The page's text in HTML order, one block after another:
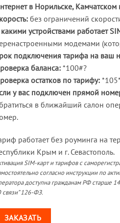
в Норильске,
без ограничений
устройствами работает
модемами
подключения тарифа на ваш
баланса: *100#?
остатков по тарифу:
у вас подключен прямой
в ближайший салон
работает без роуминга на
Крым и г. Севастополь.
SIM-карт и тарифов с
согласно инструкции по
доступна гражданам РФ старше
связи” 126-ФЗ.
ЗАКАЗАТЬ